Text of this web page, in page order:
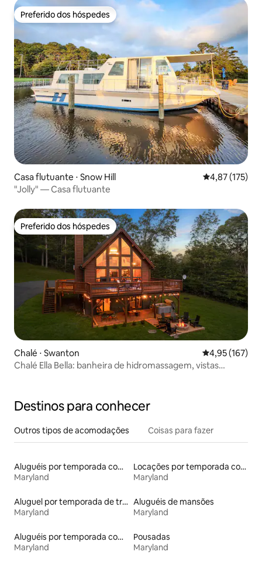
Preferido dos hóspedes
Preferido dos hóspedes
Casa flutuante ⋅ Snow Hill 4,87 de uma
4,87 (175)
"Jolly" — Casa flutuante
Preferido dos hóspedes
Preferido dos hóspedes
Chalé ⋅ Swanton 4,95 de uma
4,95 (167)
Chalé Ella Bella: banheira de hidromassagem, vistas
Destinos para conhecer
Outros tipos de acomodações Coisas para fazer
Aluguéis por temporada com caiaque
Maryland
Locações por temporada com piscina
Maryland
Aluguel por temporada de trailers
Maryland
Aluguéis de mansões
Maryland
Aluguéis por temporada com sauna
Maryland
Pousadas
Maryland